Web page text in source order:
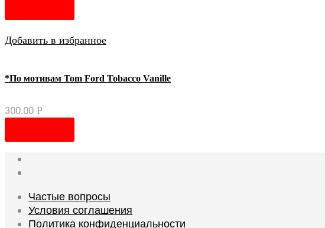
Добавить в избранное
*По мотивам Tom Ford Tobacco Vanille
300.00 Р
Частые вопросы
Условия соглашения
Политика конфиденциальности